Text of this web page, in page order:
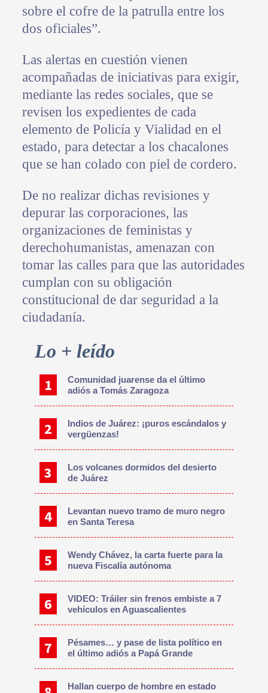
sobre el cofre de la patrulla entre los
dos oficiales”.
Las alertas en cuestión vienen
acompañadas de iniciativas para exigir,
mediante las redes sociales, que se
revisen los expedientes de cada
elemento de Policía y Vialidad en el
estado, para detectar a los chacalones
que se han colado con piel de cordero.
De no realizar dichas revisiones y
depurar las corporaciones, las
organizaciones de feministas y
derechohumanistas, amenazan con
tomar las calles para que las autoridades
cumplan con su obligación
constitucional de dar seguridad a la
ciudadanía.
Primary
Lo + leído
Comunidad juarense da el último
adiós a Tomás Zaragoza
Indios de Juárez: ¡puros escándalos y
vergüenzas!
Los volcanes dormidos del desierto
de Juárez
Levantan nuevo tramo de muro negro
en Santa Teresa
Wendy Chávez, la carta fuerte para la
nueva Fiscalía autónoma
VIDEO: Tráiler sin frenos embiste a 7
vehículos en Aguascalientes
Pésames… y pase de lista político en
el último adiós a Papá Grande
Hallan cuerpo de hombre en estado